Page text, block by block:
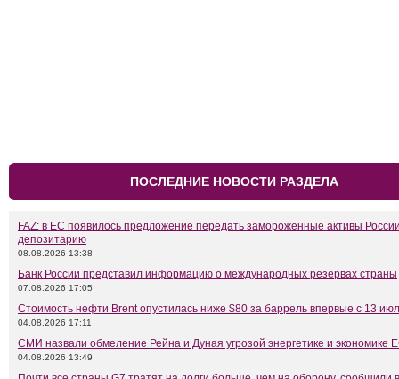
ПОСЛЕДНИЕ НОВОСТИ РАЗДЕЛА
FAZ: в ЕС появилось предложение передать замороженные активы
депозитарию
08.08.2026 13:38
Банк России представил информацию о международных резервах страны
07.08.2026 17:05
Стоимость нефти Brent опустилась ниже $80 за баррель впервые с 13
04.08.2026 17:11
СМИ назвали обмеление Рейна и Дуная угрозой энергетике и экономике
04.08.2026 13:49